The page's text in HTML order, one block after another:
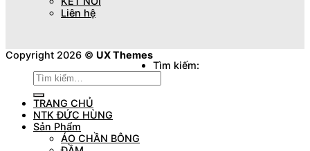
Liên hệ
Copyright 2026 © UX Themes
Tìm kiếm:
TRANG CHỦ
NTK ĐỨC HÙNG
Sản Phẩm
ÁO CHẦN BÔNG